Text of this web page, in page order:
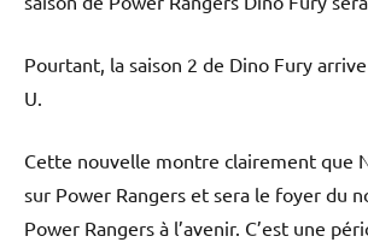
Pourtant, la saison 2 de Dino Fury
U.
Cette nouvelle montre clairement que
sur Power Rangers et sera le foyer du
Power Rangers à l’avenir. C’est une